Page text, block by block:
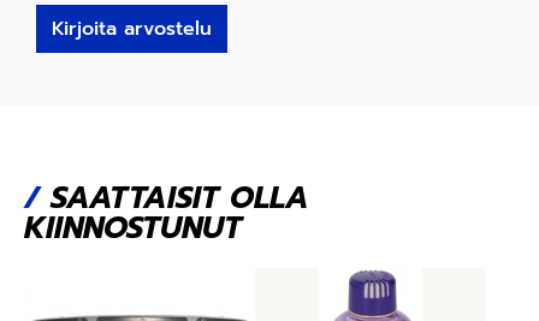
Kirjoita arvostelu
/SAATTAISIT OLLA
KIINNOSTUNUT